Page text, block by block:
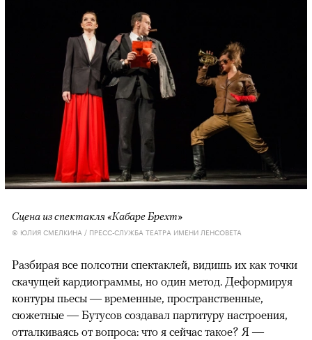
Сцена из спектакля «Кабаре Брехт»
© ЮЛИЯ СМЕЛКИНА / ПРЕСС-СЛУЖБА ТЕАТРА ИМЕНИ ЛЕНСОВЕТА
Разбирая все полсотни спектаклей, видишь их как точки
скачущей кардиограммы, но один метод. Деформируя
контуры пьесы — временные, пространственные,
сюжетные — Бутусов создавал партитуру настроения,
отталкиваясь от вопроса: что я сейчас такое? Я —